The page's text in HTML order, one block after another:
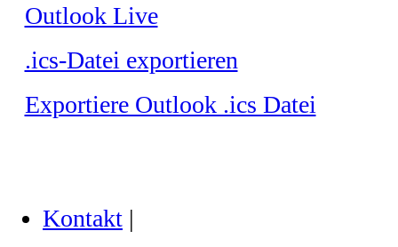
Outlook Live
.ics-Datei exportieren
Exportiere Outlook .ics Datei
Kontakt |